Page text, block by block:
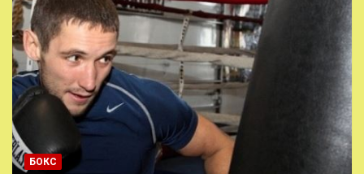
БОКС